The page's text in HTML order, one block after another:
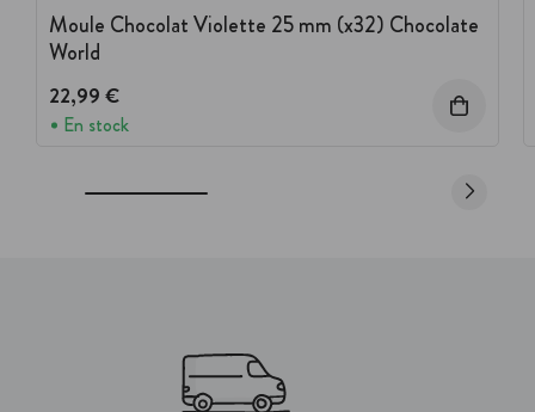
Moule Chocolat Violette 25 mm (x32) Chocolate
World
22,99 €
En stock